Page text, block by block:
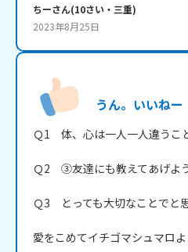
ちーさん(10さい・ 三重)
2023年8月25日
うん。いいねー
Ｑ1　体、心は一人一人違うこ
Ｑ2　③友達にも教えてあげよ
Ｑ3　とっても大切なことでと
愛をこめてイチゴマシュマロよ